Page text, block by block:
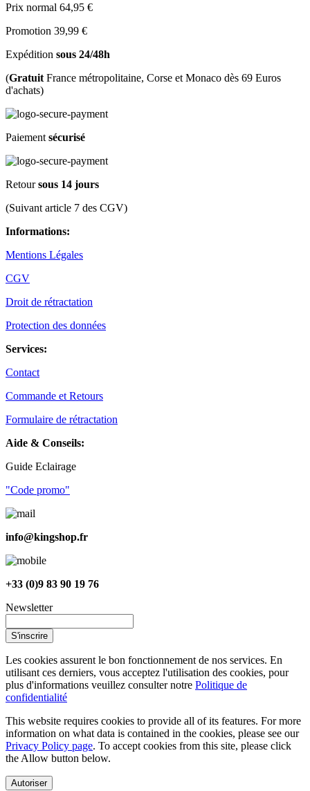
Prix normal 64,95 €
Promotion 39,99 €
Expédition sous 24/48h
(Gratuit France métropolitaine, Corse et Monaco dès 69 Euros
d'achats)
Paiement sécurisé
Retoursous 14 jours
(Suivant article 7 des CGV)
Informations:
Mentions Légales
CGV
Droit de rétractation
Protection des données
Services:
Contact
Commande et Retours
Formulaire de rétractation
Aide & Conseils:
Guide Eclairage
"Code promo"
info@kingshop.fr
+33 (0)9 83 90 19 76
Newsletter
S'inscrire
Les cookies assurent le bon fonctionnement de nos services. En
utilisant ces derniers, vous acceptez l'utilisation des cookies, pour
plus d'informations veuillez consulter notre Politique de
confidentialité
This website requires cookies to provide all of its features. For more
information on what data is contained in the cookies, please see our
Privacy Policy page. To accept cookies from this site, please click
the Allow button below.
Autoriser